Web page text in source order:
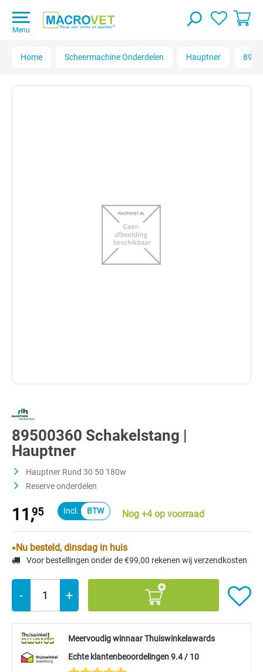
Menu
Home Scheermachine Onderdelen Hauptner
89500360 Schakelstang |
Hauptner
Hauptner Rund 30 50 180w
Reserve onderdelen
11,95 Nog +4 op voorraad
Nu besteld, dinsdag in huis
Voor bestellingen onder de €99,00 rekenen wij verzendkosten
- +
Meervoudig winnaar Thuiswinkelawards
Echte klantenbeoordelingen 9.4 / 10